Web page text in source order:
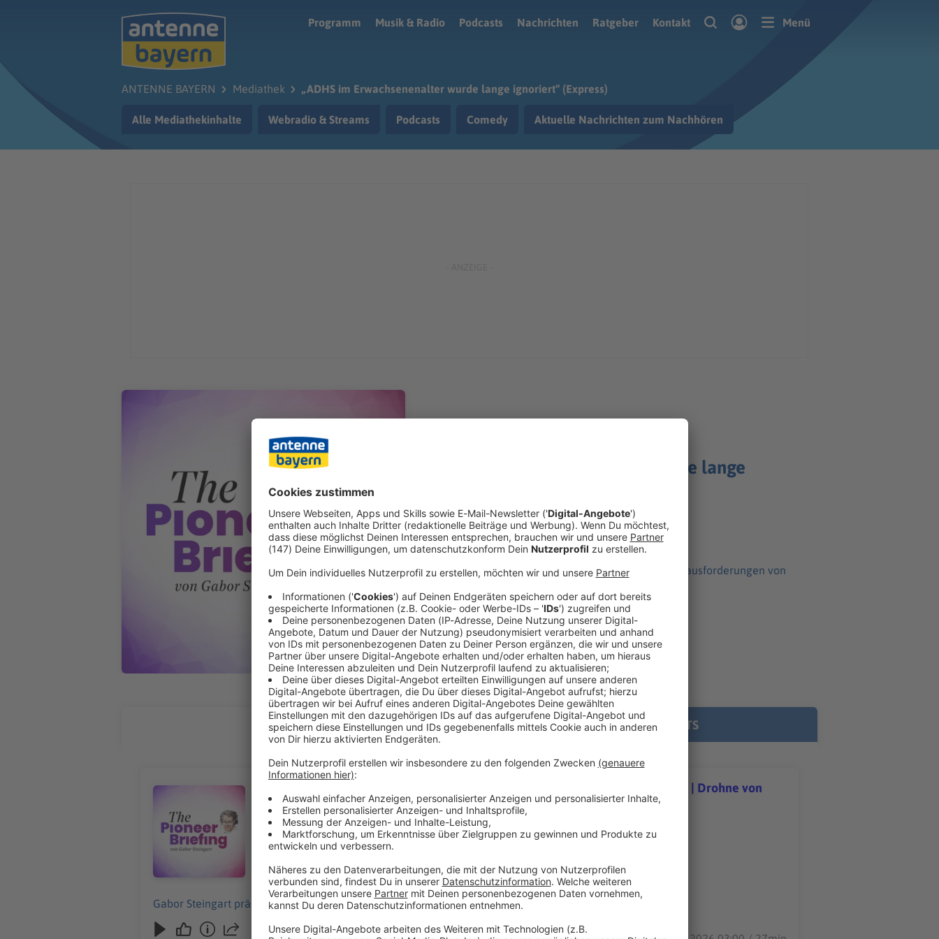
Programm
Musik & Radio Podcasts Nachrichten Ratgeber Kontakt Menü
ANTENNE BAYERN Mediathek „ADHS im Erwachsenenalter wurde lange ignoriert“ (Express)
Alle Mediathekinhalte Webradio & Streams Podcasts Comedy Aktuelle Nachrichten zum Nachhören
„ADHS im Erwachsenenalter wurde lange
Jetzt abonnieren
Psychiater Dr. Jakob Hein über die Symptome und Herausforderungen von
Inhalt teilen:
ALLE FOLGEN ANDERE PODCASTS
Audiotitel - Veronika Grimm über Anpassung an Klimawandel | Nostalgisches Deutschland | Drohne von Leipzig
Veronika Grimm über Anpassung an Klimawandel | Nostalgisches Deutschland | Drohne von
Leipzig
Gabor Steingart präsentiert das Morning Briefing.
06.08.2026 03:00 / 27min
Gabor Steingart präsentiert das Morning Briefing.